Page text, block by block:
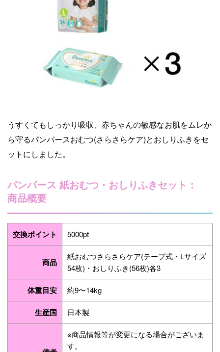
うすくてもしっかり吸収、赤ちゃんの敏感なお肌をムレか
ら守るパンパースおむつ(さらさらケア)とおしりふきをセ
ットにしました。
パンパース 紙おむつ・おしりふきセット：
商品概要
交換ポイント 5000pt
商品
紙おむつさらさらケア(テープ式・Lサイズ
54枚)・おしりふき(56枚)各3
体重目安 約9〜14kg
生産国 日本製
※商品情報等が変更になる場合がございま
す。